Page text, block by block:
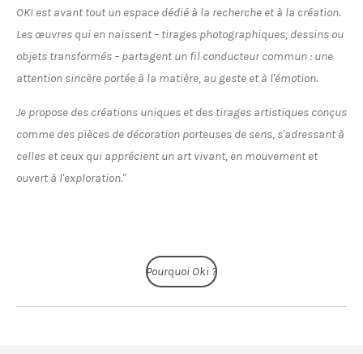
OKI est avant tout un espace dédié à la recherche et à la création.
Les œuvres qui en naissent – tirages photographiques, dessins ou
objets transformés – partagent un fil conducteur commun : une
attention sincère portée à la matière, au geste et à l'émotion.
Je propose des créations uniques et des tirages artistiques conçus
comme des pièces de décoration porteuses de sens, s'adressant à
celles et ceux qui apprécient un art vivant, en mouvement et
ouvert à l'exploration."
Pourquoi Oki ?